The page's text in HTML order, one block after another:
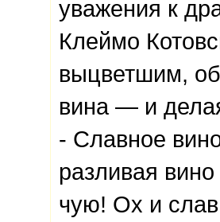
уважения к
Клеймо
выцветшим,
вина — и
- Славное
разливая
чую! Ох и